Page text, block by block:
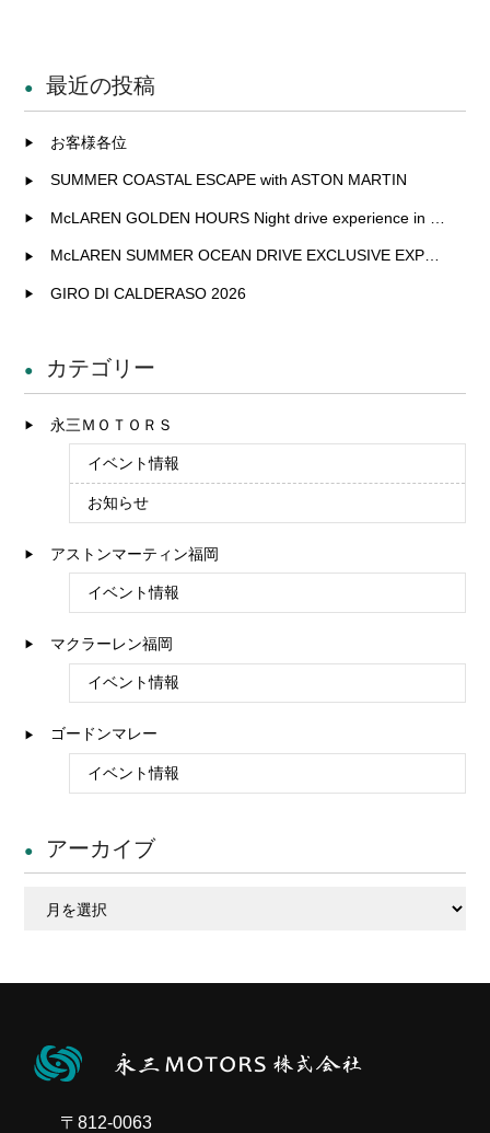
最近の投稿
お客様各位
SUMMER COASTAL ESCAPE with ASTON MARTIN
McLAREN GOLDEN HOURS Night drive experience in Fukuoka
McLAREN SUMMER OCEAN DRIVE EXCLUSIVE EXPERIENCE IN KITAKYUSHU
GIRO DI CALDERASO 2026
カテゴリー
永三ＭＯＴＯＲＳ
イベント情報
お知らせ
アストンマーティン福岡
イベント情報
マクラーレン福岡
イベント情報
ゴードンマレー
イベント情報
アーカイブ
〒812-0063